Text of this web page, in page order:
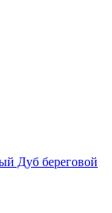
Дуб береговой